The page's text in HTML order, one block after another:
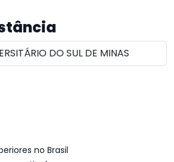
DO SUL DE MINAS
no Brasil